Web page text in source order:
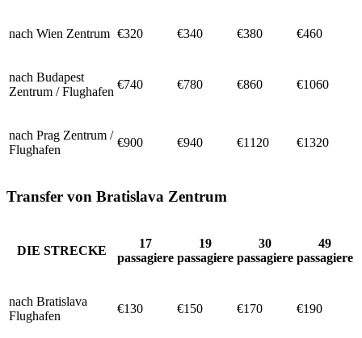
nach Wien Zentrum €320 €340 €380 €460
nach Budapest
Zentrum / Flughafen
€740 €780 €860 €1060
nach Prag Zentrum /
Flughafen
€900 €940 €1120 €1320
Transfer von Bratislava Zentrum
DIE STRECKE
17
passagiere
19
passagiere
30
passagiere
49
passagiere
nach Bratislava
Flughafen
€130 €150 €170 €190